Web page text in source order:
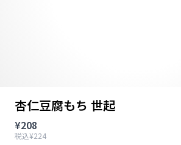
杏仁豆腐もち 世起
¥208
税込¥224